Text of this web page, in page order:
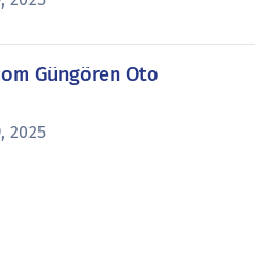
Güngören Oto
2025